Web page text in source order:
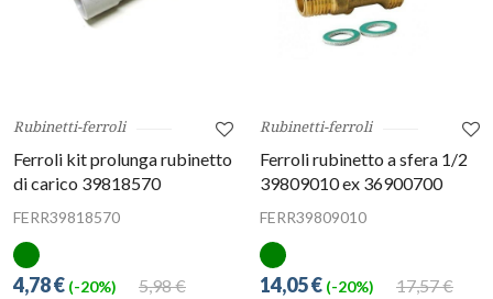
Rubinetti-ferroli
Ferroli kit prolunga rubinetto
di carico 39818570
FERR39818570
5,98 €
4,78 € (-20%)
Rubinetti-ferroli
Ferroli rubinetto a sfera 1/2
39809010 ex 36900700
FERR39809010
17,57 €
14,05 € (-20%)